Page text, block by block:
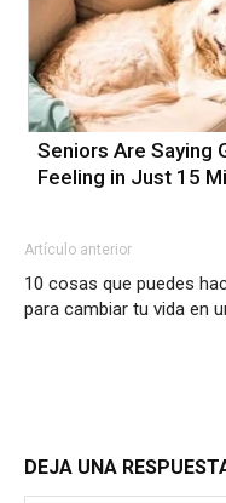
Seniors Are Saying
Feeling in Just 15
Artículo anterior
10 cosas que puedes
para cambiar tu vida en
DEJA UNA